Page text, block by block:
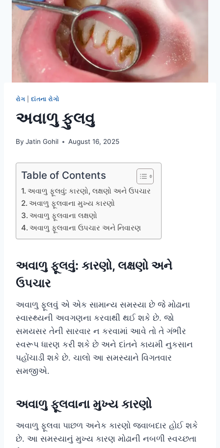
રોગ દાંતના રોગો
અવાળુ ફુલવુ
By Jatin Gohil August 16, 2025
Table of Contents
અવાળુ ફૂલવું: કારણો, લક્ષણો અને ઉપચાર
અવાળુ ફૂલવાના મુખ્ય કારણો
અવાળુ ફૂલવાના લક્ષણો
અવાળુ ફૂલવાના ઉપચાર અને નિવારણ
અવાળુ ફૂલવું: કારણો, લક્ષણો અને
ઉપચાર
અવાળુ ફૂલવું એ એક સામાન્ય સમસ્યા છે જે મોઢાના
સ્વાસ્થ્યની અવગણના કરવાથી થઈ શકે છે. જો
સમયસર તેની સારવાર ન કરવામાં આવે તો તે ગંભીર
સ્વરૂપ ધારણ કરી શકે છે અને દાંતને કાયમી નુકસાન
પહોંચાડી શકે છે. ચાલો આ સમસ્યાને વિગતવાર
સમજીએ.
અવાળુ ફૂલવાના મુખ્ય કારણો
અવાળુ ફૂલવા પાછળ અનેક કારણો જવાબદાર હોઈ શકે
છે. આ સમસ્યાનું મુખ્ય કારણ મોઢાની નબળી સ્વચ્છતા